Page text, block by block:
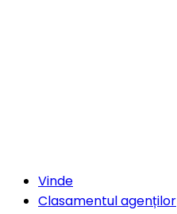
Vinde
Clasamentul agenților